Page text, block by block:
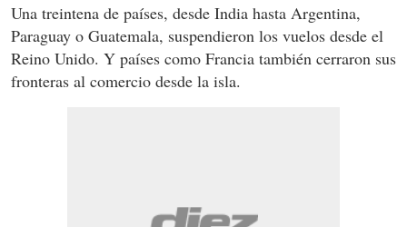
Una treintena de países, desde India hasta Argentina,
Paraguay o Guatemala, suspendieron los vuelos desde el
Reino Unido. Y países como Francia también cerraron sus
fronteras al comercio desde la isla.